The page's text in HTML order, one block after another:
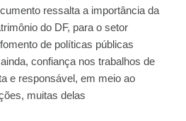
ressalta a importância da
do DF, para o setor
de políticas públicas
confiança nos trabalhos de
e responsável, em meio ao
muitas delas